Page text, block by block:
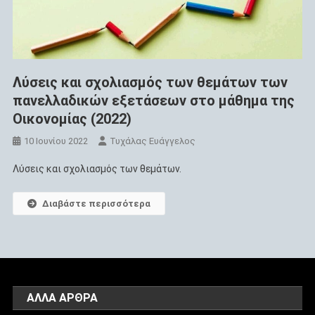
Λύσεις και σχολιασμός των θεμάτων των
πανελλαδικών εξετάσεων στο μάθημα της
Οικονομίας (2022)
10 Ιουνίου 2022 Τυχάλας Ευάγγελος
Λύσεις και σχολιασμός των θεμάτων.
Διαβάστε περισσότερα
ΆΛΛΑ ΑΡΘΡΑ